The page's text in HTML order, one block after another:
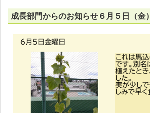
成長部門からのお知らせ６月５日（金）